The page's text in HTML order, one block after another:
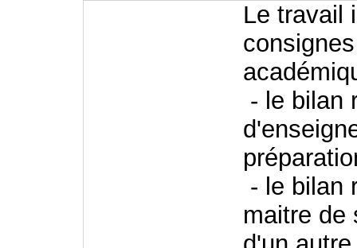
Le travail
- le bilan
- le bilan
maitre de